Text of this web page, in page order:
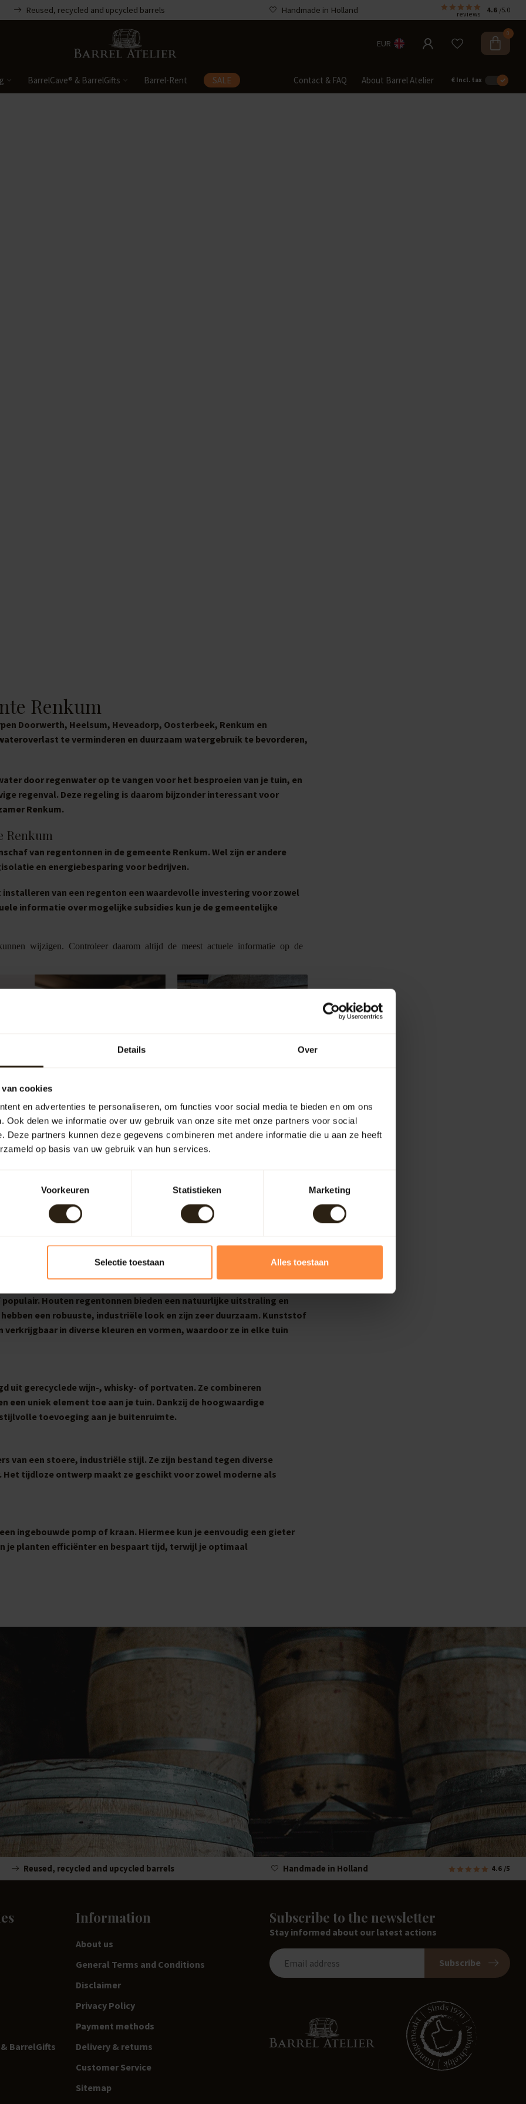
Details Over
cookies
en advertenties te personaliseren, om functies voor social media te bieden en om ons
Ook delen we informatie over uw gebruik van onze site met onze partners voor social
Deze partners kunnen deze gegevens combineren met andere informatie die u aan ze heeft
op basis van uw gebruik van hun services.
Voorkeuren Statistieken Marketing
Selectie toestaan Alles toestaan
Reused, recycled and upcycled barrels Handmade in Holland reviews 4.6 /5.0
EUR
0
BarrelCave® & BarrelGifts Barrel-Rent SALE Contact & FAQ About Barrel Atelier € Incl. tax
Renkum
Doorwerth, Heelsum, Heveadorp, Oosterbeek, Renkum en
te verminderen en duurzaam watergebruik te bevorderen,
door regenwater op te vangen voor het besproeien van je tuin, en
regenval. Deze regeling is daarom bijzonder interessant voor
Renkum.
Renkum
van regentonnen in de gemeente Renkum. Wel zijn er andere
en energiebesparing voor bedrijven.
van een regenton een waardevolle investering voor zowel
informatie over mogelijke subsidies kun je de gemeentelijke
wijzigen. Controleer daarom altijd de meest actuele informatie op de
Renkum
Houten regentonnen bieden een natuurlijke uitstraling en
een robuuste, industriële look en zijn zeer duurzaam. Kunststof
in diverse kleuren en vormen, waardoor ze in elke tuin
uit gerecyclede wijn-, whisky- of portvaten. Ze combineren
uniek element toe aan je tuin. Dankzij de hoogwaardige
toevoeging aan je buitenruimte.
van een stoere, industriële stijl. Ze zijn bestand tegen diverse
tijdloze ontwerp maakt ze geschikt voor zowel moderne als
ingebouwde pomp of kraan. Hiermee kun je eenvoudig een gieter
je planten efficiënter en bespaart tijd, terwijl je optimaal
Reused, recycled and upcycled barrels Handmade in Holland 4.6 /5
BarrelGifts
Information
About us
General Terms and Conditions
Disclaimer
Privacy Policy
Payment methods
Delivery & returns
Customer Service
Sitemap
Subscribe to the newsletter
Stay informed about our latest actions
Subscribe